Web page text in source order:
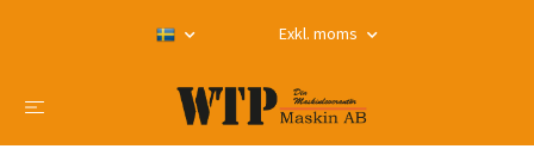
Exkl. moms